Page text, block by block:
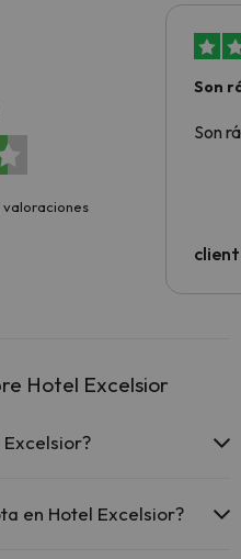
valoraciones
Son
Son
Hotel Excelsior
gratuito en zonas comunes.
en Hotel Excelsior?